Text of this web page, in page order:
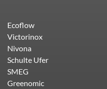
Ecoflow
Victorinox
Nivona
Schulte Ufer
SMEG
Greenomic